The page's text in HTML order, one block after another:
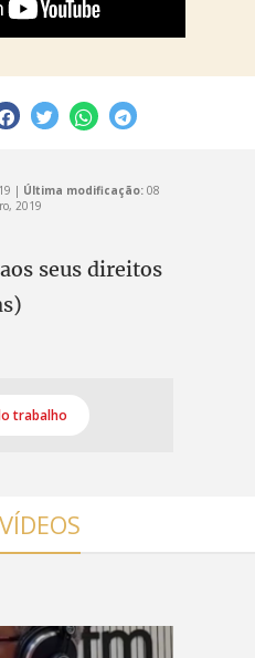
| Última modificação:08
2019
seus direitos
trabalho